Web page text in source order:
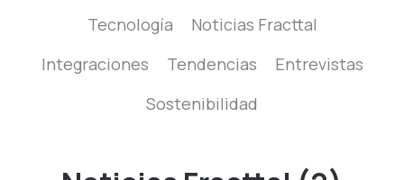
Tecnología
Noticias Fracttal
Integraciones
Tendencias
Entrevistas
Sostenibilidad